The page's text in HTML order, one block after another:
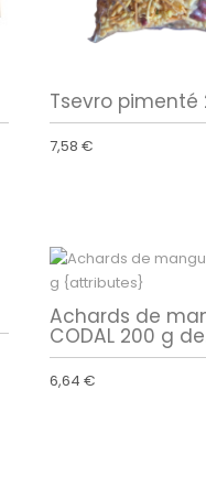
Tsevro pimenté
7,58 €
Achards de
CODAL 200 g
6,64 €